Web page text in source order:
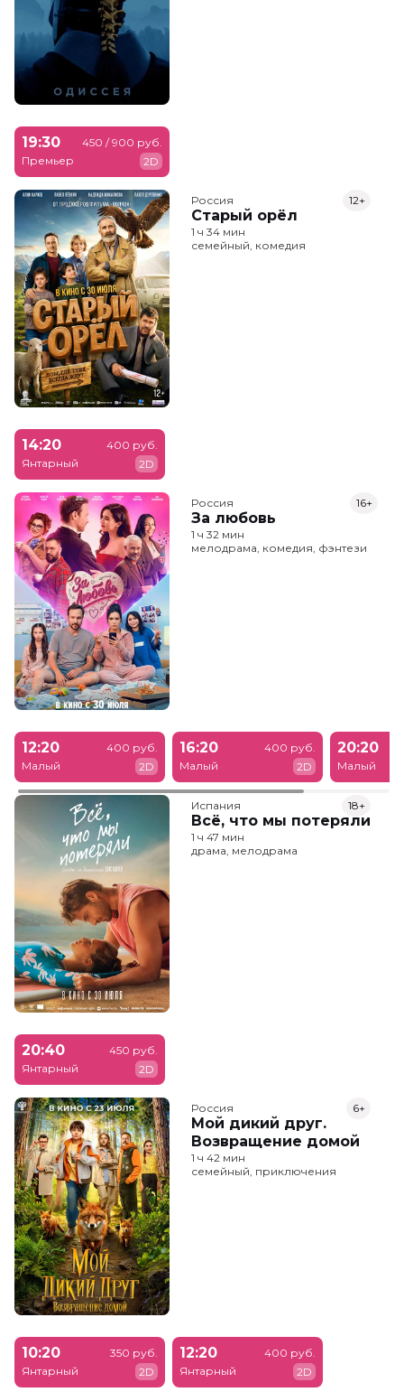
19:30
Премьер
450 / 900 руб.
2D
Россия
Старый орёл
12+
1 ч 34 мин
семейный, комедия
14:20
Янтарный
400 руб.
2D
Россия
За любовь
16+
1 ч 32 мин
мелодрама, комедия, фэнтези
12:20
Малый
400 руб.
2D
16:20
Малый
400 руб.
2D
20:20
Малый
Испания
Всё, что мы потеряли
18+
1 ч 47 мин
драма, мелодрама
20:40
Янтарный
450 руб.
2D
Россия
Мой дикий друг.
Возвращение домой
6+
1 ч 42 мин
семейный, приключения
10:20
Янтарный
350 руб.
2D
12:20
Янтарный
400 руб.
2D